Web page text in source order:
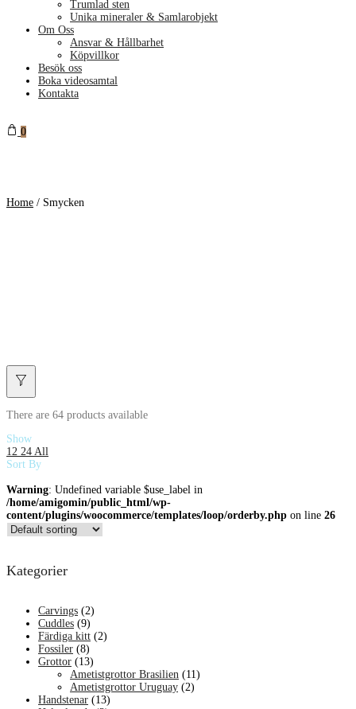
Trumlad sten
Unika mineraler & Samlarobjekt
Om Oss
Ansvar & Hållbarhet
Köpvillkor
Besök oss
Boka videosamtal
Kontakta
0
Home / Smycken
There are 64 products available
Show
12 24 All
Sort By
Warning: Undefined variable $use_label in
/home/amigomin/public_html/wp-
content/plugins/woocommerce/templates/loop/orderby.php on line 26
Kategorier
Carvings (2)
Cuddles (9)
Färdiga kitt (2)
Fossiler (8)
Grottor (13)
Ametistgrottor Brasilien (11)
Ametistgrottor Uruguay (2)
Handstenar (13)